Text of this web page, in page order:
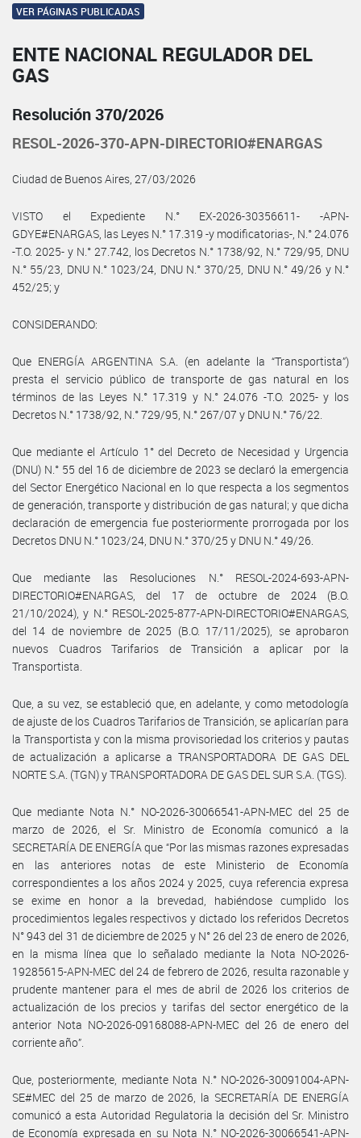
VER PÁGINAS PUBLICADAS
ENTE NACIONAL REGULADOR DEL
GAS
Resolución 370/2026
RESOL-2026-370-APN-DIRECTORIO#ENARGAS
Ciudad de Buenos Aires, 27/03/2026
VISTO el Expediente N.° EX-2026-30356611- -APN-
GDYE#ENARGAS, las Leyes N.° 17.319 -y modificatorias-, N.° 24.076
-T.O. 2025- y N.° 27.742, los Decretos N.° 1738/92, N.° 729/95, DNU
N.° 55/23, DNU N.° 1023/24, DNU N.° 370/25, DNU N.° 49/26 y N.°
452/25; y
CONSIDERANDO:
Que ENERGÍA ARGENTINA S.A. (en adelante la “Transportista”)
presta el servicio público de transporte de gas natural en los
términos de las Leyes N.° 17.319 y N.° 24.076 -T.O. 2025- y los
Decretos N.° 1738/92, N.° 729/95, N.° 267/07 y DNU N.° 76/22.
Que mediante el Artículo 1° del Decreto de Necesidad y Urgencia
(DNU) N.° 55 del 16 de diciembre de 2023 se declaró la emergencia
del Sector Energético Nacional en lo que respecta a los segmentos
de generación, transporte y distribución de gas natural; y que dicha
declaración de emergencia fue posteriormente prorrogada por los
Decretos DNU N.° 1023/24, DNU N.° 370/25 y DNU N.° 49/26.
Que mediante las Resoluciones N.° RESOL-2024-693-APN-
DIRECTORIO#ENARGAS, del 17 de octubre de 2024 (B.O.
21/10/2024), y N.° RESOL-2025-877-APN-DIRECTORIO#ENARGAS,
del 14 de noviembre de 2025 (B.O. 17/11/2025), se aprobaron
nuevos Cuadros Tarifarios de Transición a aplicar por la
Transportista.
Que, a su vez, se estableció que, en adelante, y como metodología
de ajuste de los Cuadros Tarifarios de Transición, se aplicarían para
la Transportista y con la misma provisoriedad los criterios y pautas
de actualización a aplicarse a TRANSPORTADORA DE GAS DEL
NORTE S.A. (TGN) y TRANSPORTADORA DE GAS DEL SUR S.A. (TGS).
Que mediante Nota N.° NO-2026-30066541-APN-MEC del 25 de
marzo de 2026, el Sr. Ministro de Economía comunicó a la
SECRETARÍA DE ENERGÍA que “Por las mismas razones expresadas
en las anteriores notas de este Ministerio de Economía
correspondientes a los años 2024 y 2025, cuya referencia expresa
se exime en honor a la brevedad, habiéndose cumplido los
procedimientos legales respectivos y dictado los referidos Decretos
N° 943 del 31 de diciembre de 2025 y N° 26 del 23 de enero de 2026,
en la misma línea que lo señalado mediante la Nota NO-2026-
19285615-APN-MEC del 24 de febrero de 2026, resulta razonable y
prudente mantener para el mes de abril de 2026 los criterios de
actualización de los precios y tarifas del sector energético de la
anterior Nota NO-2026-09168088-APN-MEC del 26 de enero del
corriente año”.
Que, posteriormente, mediante Nota N.° NO-2026-30091004-APN-
SE#MEC del 25 de marzo de 2026, la SECRETARÍA DE ENERGÍA
comunicó a esta Autoridad Regulatoria la decisión del Sr. Ministro
de Economía expresada en su Nota N.° NO-2026-30066541-APN-